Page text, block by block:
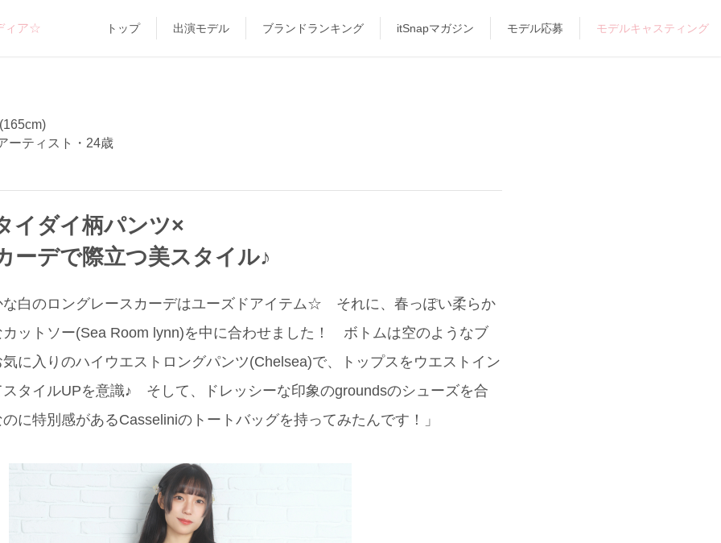
ィア☆ トップ 出演モデル ブランドランキング itSnapマガジン モデル応募 モデルキャスティング
ーティスト・24歳
イダイ柄パンツ×
ーデで際立つ美スタイル♪
な白のロングレースカーデはユーズドアイテム☆ それに、春っぽい柔らか
ットソー(Sea Room lynn)を中に合わせました！ ボトムは空のようなブ
に入りのハイウエストロングパンツ(Chelsea)で、トップスをウエストイン
タイルUPを意識♪ そして、ドレッシーな印象のgroundsのシューズを合
に特別感があるCasseliniのトートバッグを持ってみたんです！」